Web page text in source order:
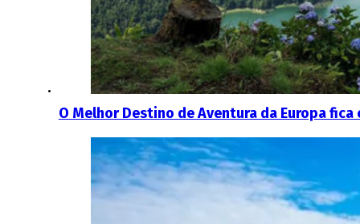
O Melhor Destino de Aventura da Europa fica